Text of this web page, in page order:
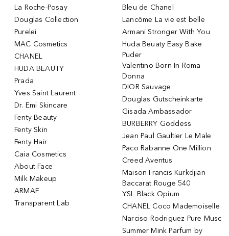
La Roche-Posay
Douglas Collection
Purelei
MAC Cosmetics
CHANEL
HUDA BEAUTY
Prada
Yves Saint Laurent
Dr. Emi Skincare
Fenty Beauty
Fenty Skin
Fenty Hair
Caia Cosmetics
About Face
Milk Makeup
ARMAF
Transparent Lab
Bleu de Chanel
Lancôme La vie est belle
Armani Stronger With You
Huda Beuaty Easy Bake
Puder
Valentino Born In Roma
Donna
DIOR Sauvage
Douglas Gutscheinkarte
Gisada Ambassador
BURBERRY Goddess
Jean Paul Gaultier Le Male
Paco Rabanne One Million
Creed Aventus
Maison Francis Kurkdjian
Baccarat Rouge 540
YSL Black Opium
CHANEL Coco Mademoiselle
Narciso Rodriguez Pure Musc
Summer Mink Parfum by